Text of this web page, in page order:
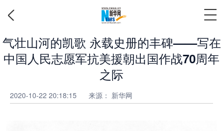
气壮山河的凯歌 永载史册的丰碑——写在
中国人民志愿军抗美援朝出国作战70周年
之际
2020-10-22 20:18:15 来源： 新华网